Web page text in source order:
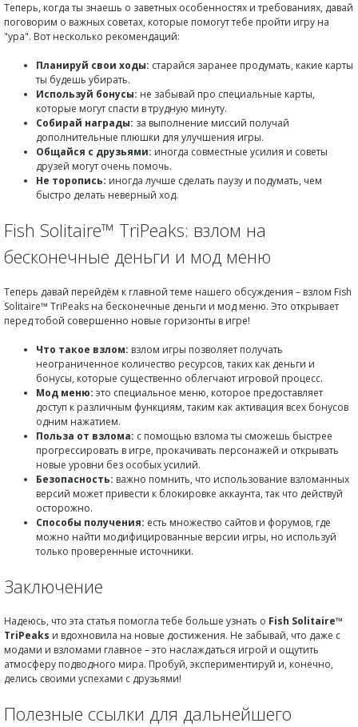
Теперь, когда ты знаешь о заветных особенностях и требованиях, давай
поговорим о важных советах, которые помогут тебе пройти игру на
"ура". Вот несколько рекомендаций:
Планируй свои ходы: старайся заранее продумать, какие карты
ты будешь убирать.
Используй бонусы: не забывай про специальные карты,
которые могут спасти в трудную минуту.
Собирай награды: за выполнение миссий получай
дополнительные плюшки для улучшения игры.
Общайся с друзьями: иногда совместные усилия и советы
друзей могут очень помочь.
Не торопись: иногда лучше сделать паузу и подумать, чем
быстро делать неверный ход.
Fish Solitaire™ TriPeaks: взлом на
бесконечные деньги и мод меню
Теперь давай перейдём к главной теме нашего обсуждения – взлом Fish
Solitaire™ TriPeaks на бесконечные деньги и мод меню. Это открывает
перед тобой совершенно новые горизонты в игре!
Что такое взлом: взлом игры позволяет получать
неограниченное количество ресурсов, таких как деньги и
бонусы, которые существенно облегчают игровой процесс.
Мод меню: это специальное меню, которое предоставляет
доступ к различным функциям, таким как активация всех бонусов
одним нажатием.
Польза от взлома: с помощью взлома ты сможешь быстрее
прогрессировать в игре, прокачивать персонажей и открывать
новые уровни без особых усилий.
Безопасность: важно помнить, что использование взломанных
версий может привести к блокировке аккаунта, так что действуй
осторожно.
Способы получения: есть множество сайтов и форумов, где
можно найти модифицированные версии игры, но используй
только проверенные источники.
Заключение
Надеюсь, что эта статья помогла тебе больше узнать о Fish Solitaire™
TriPeaks и вдохновила на новые достижения. Не забывай, что даже с
модами и взломами главное – это наслаждаться игрой и ощутить
атмосферу подводного мира. Пробуй, экспериментируй и, конечно,
делись своими успехами с друзьями!
Полезные ссылки для дальнейшего